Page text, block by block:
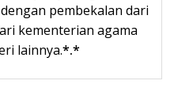
pembekalan dari
kementerian agama
lainnya.*.*